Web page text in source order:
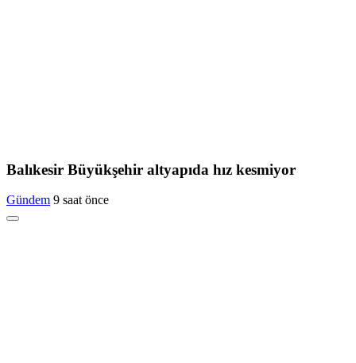
Balıkesir Büyükşehir altyapıda hız kesmiyor
Gündem 9 saat önce